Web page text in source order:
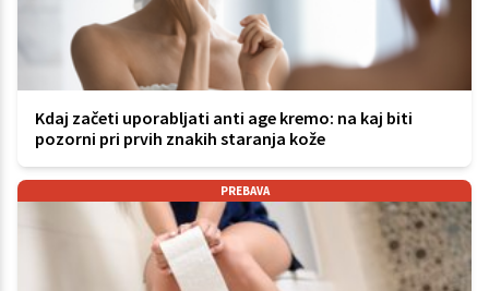
Kdaj začeti uporabljati anti age kremo: na kaj biti
pozorni pri prvih znakih staranja kože
PREBAVA